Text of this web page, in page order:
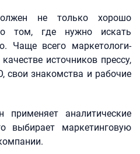
не только хорошо
том, где нужно искать
Чаще всего маркетологи-
источников прессу,
свои знакомства и рабочие
аналитические
выбирает маркетинговую